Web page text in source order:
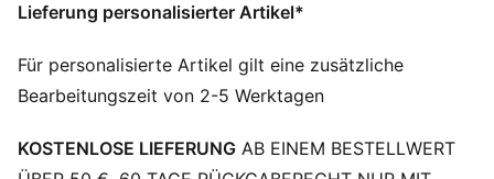
Lieferung personalisierter Artikel*
Für personalisierte Artikel gilt eine zusätzliche
Bearbeitungszeit von 2-5 Werktagen
KOSTENLOSE LIEFERUNG AB EINEM BESTELLWERT